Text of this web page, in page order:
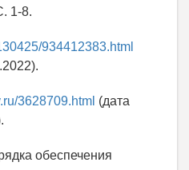
1-8.
934412383.html
3628709.html (дата
обеспечения